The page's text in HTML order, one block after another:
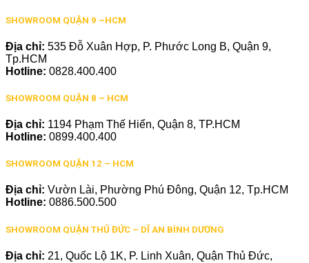
SHOWROOM QUẬN 9 –HCM
Địa chỉ: 535 Đỗ Xuân Hợp, P. Phước Long B, Quận 9,
Tp.HCM
Hotline: 0828.400.400
SHOWROOM QUẬN 8 – HCM
Địa chỉ: 1194 Phạm Thế Hiển, Quận 8, TP.HCM
Hotline: 0899.400.400
SHOWROOM QUẬN 12 – HCM
Địa chỉ: Vườn Lài, Phường Phú Đông, Quận 12, Tp.HCM
Hotline: 0886.500.500
SHOWROOM QUẬN THỦ ĐỨC – DĨ AN BÌNH DƯƠNG
Địa chỉ: 21, Quốc Lộ 1K, P. Linh Xuân, Quận Thủ Đức,